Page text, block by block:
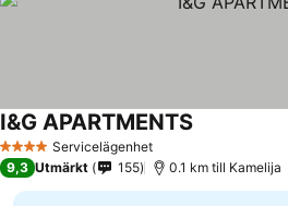
4 StjärnorServicelägenhet
I&G APARTMENTS
9,3 Utmärkt 155 0.1 km till Kamelija